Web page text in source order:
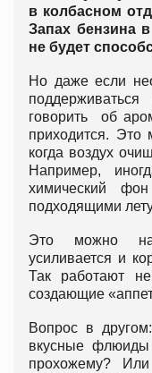
в колбасном
Запах бензина
не будет
Но даже если
говорить об
приходится. Это
когда воздух
Например,
химический
подходящими
Это можно
усиливается и
Так работают
создающие
Вопрос в
вкусные флюиды
прохожему?